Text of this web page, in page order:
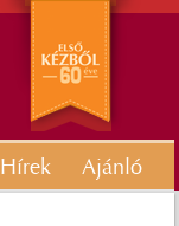
Hírek Ajánló